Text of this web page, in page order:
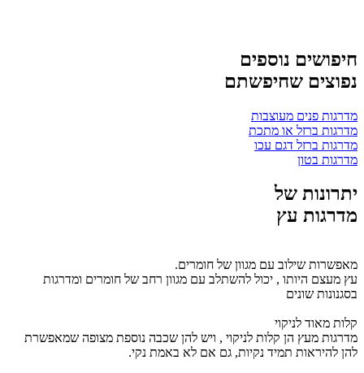
חיפושים נוספים
נפוצים שחיפשתם
מדרגות פנים מעוצבות
מדרגות ברזל או מתכת
מדרגות ברזל דגם עכו
מדרגות בטון
יתרונות של
מדרגות עץ
מאפשרות שילוב עם מגוון של חומרים.
עץ מעצם היותו , יכול להשתלב עם מגוון רחב של חומרים ומדרגות
בסגנונות שונים
קלות מאוד לניקוי
מדרגות מעץ הן קלות לניקוי , ויש להן שכבה נוספת מצופה שמאפשרת
להן להיראות תמיד נקיות, גם אם לא באמת נקי.